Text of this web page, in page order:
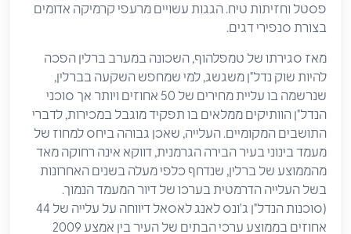
פסטל וחזיתות טיח. הגגות עשויים מרעפי קרמיקה אדומים
בצורת סנפירי דגים.
מאז סגירתו של טמפלהוף, השכונה במערב ברלין הפכה
להיות שוק נדל"ן משגשג, למי שמחפש השקעה בברלין,
שנרשמה בו עליית מחירים של 50 אחוזים ויותר אך סוכני
הנדל"ן הוותיקים ממלאים בו תפקיד מוגבל במכירות, לדברי
התושבים המקומיים. העלייה, שאכן גבוהה ביחס למחוז של
מעמד בינוני בעיר הבירה הגרמנית, דווקא אינה רחוקה מאד
מהממוצע של ברלין, שנדחף כלפי מעלה בשנים האחרונות
בשל העלייה הדרמטית בערכו של דיור המעמד הנמוך.
(סוכנות הנדל"ן ג'ונס לאנג לאסאל דיווחה על עלייה של 44
אחוזים בממוצע ערכי הבתים של העיר בין אמצע 2009